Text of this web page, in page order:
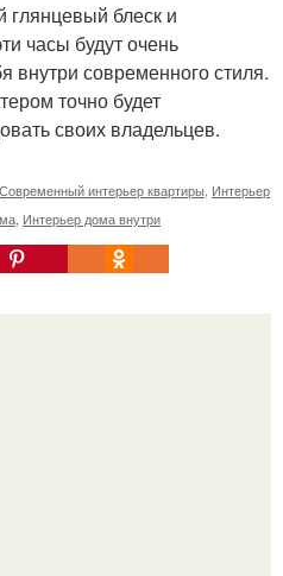
блеск и
часы будут очень
внутри современного стиля.
точно будет
своих владельцев.
Современный интерьер квартиры, Интерьер
, Интерьер дома внутри